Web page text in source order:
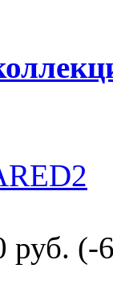
руб. (-